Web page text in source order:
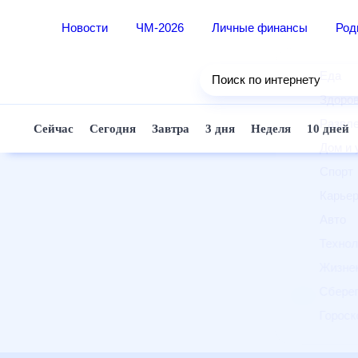
Новости ЧМ-2026 Личные финансы
Поиск по интернету
Сейчас Сегодня Завтра 3 дня Неделя 10